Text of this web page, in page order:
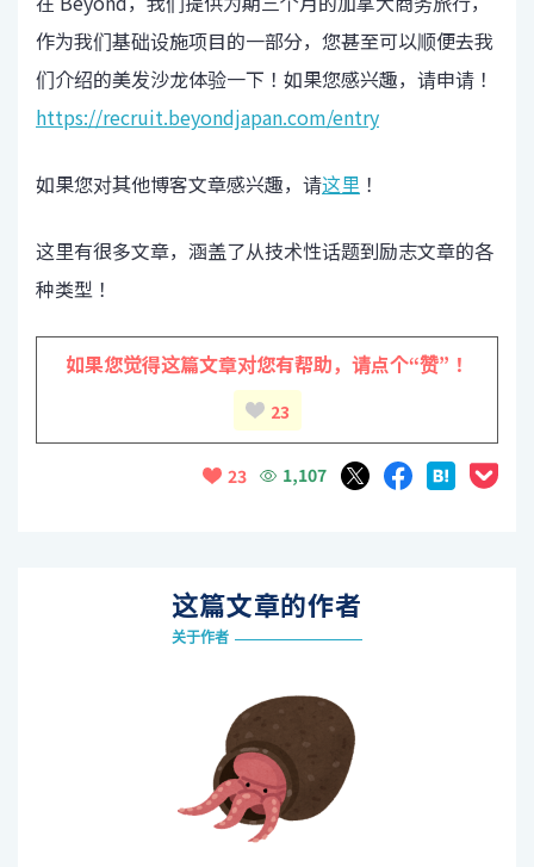
作为我们基础设施项目的一部分，您甚至可以顺便去我
们介绍的美发沙龙体验一下！如果您感兴趣，请申请！
https://recruit.beyondjapan.com/entry
如果您对其他博客文章感兴趣，请这里 ！
这里有很多文章，涵盖了从技术性话题到励志文章的各
种类型！
如果您觉得这篇文章对您有帮助， 请点个“赞”！
23
23 1,107
这篇文章的作者
关于作者